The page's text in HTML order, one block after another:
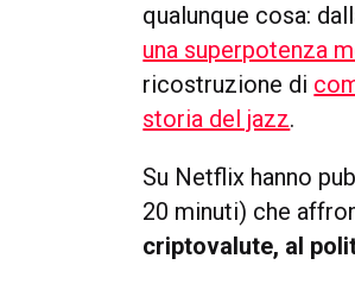
qualunque cosa:
una superpotenza
ricostruzione di
storia del jazz.
Su Netflix hanno
20 minuti) che
criptovalute, al